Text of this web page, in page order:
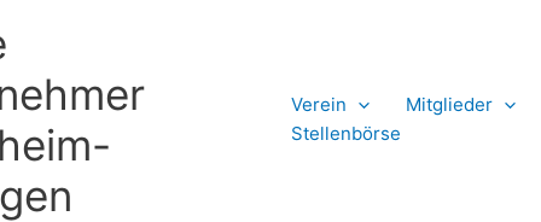
Verein
Mitglieder
Stellenbörse